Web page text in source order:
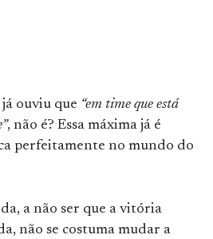
ouviu que “em time que está
, não é? Essa máxima já é
perfeitamente no mundo do
a não ser que a vitória
não se costuma mudar a